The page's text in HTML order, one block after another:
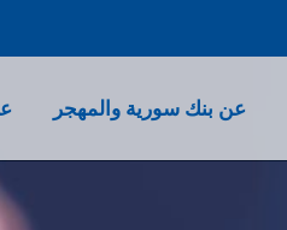
عن بنك سورية والمهجر